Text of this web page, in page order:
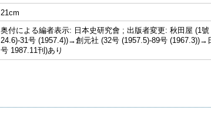
21cm
奥付による編者表示: 日本史研究會 ; 出版者変更: 秋田屋 (1
24.6)-31号 (1957.4))→創元社 (32号 (1957.5)-89号
号 1987.11刊)あり